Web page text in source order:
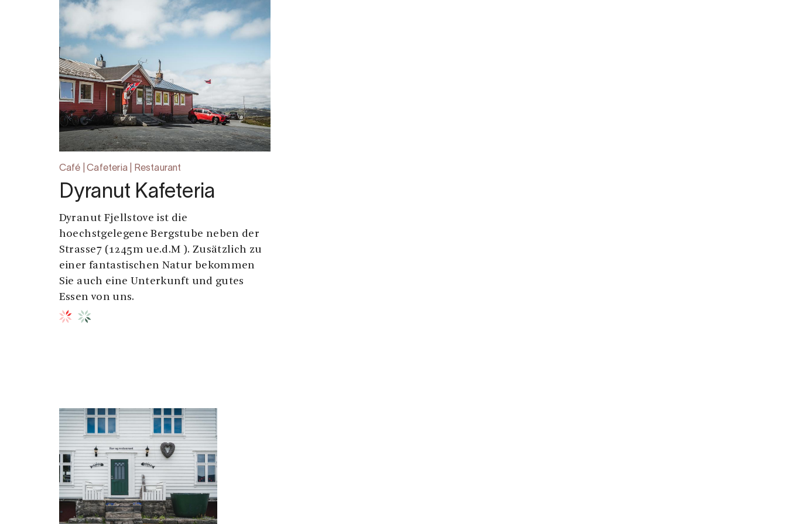
Café | Cafeteria | Restaurant
Dyranut Kafeteria
Dyranut Fjellstove ist die
hoechstgelegene Bergstube neben der
Strasse7 (1245m ue.d.M ). Zusätzlich zu
einer fantastischen Natur bekommen
Sie auch eine Unterkunft und gutes
Essen von uns.